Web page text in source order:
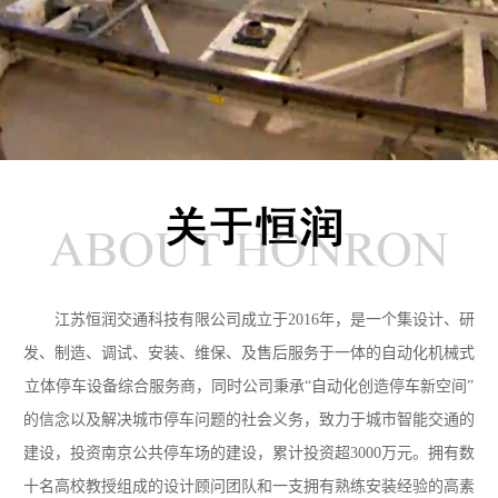
江苏恒润交通科技有限公司成立于2016年，是一个集设计、研
发、制造、调试、安装、维保、及售后服务于一体的自动化机械式
立体停车设备综合服务商，同时公司秉承“自动化创造停车新空间”
的信念以及解决城市停车问题的社会义务，致力于城市智能交通的
建设，投资南京公共停车场的建设，累计投资超3000万元。拥有数
十名高校教授组成的设计顾问团队和一支拥有熟练安装经验的高素